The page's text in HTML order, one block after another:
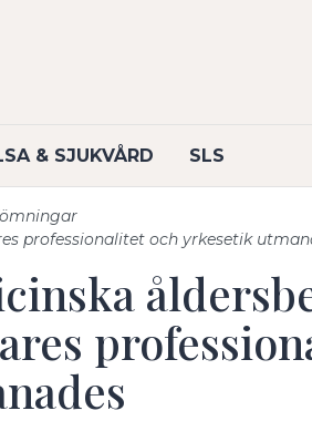
& SJUKVÅRD SLS
professionalitet och yrkesetik